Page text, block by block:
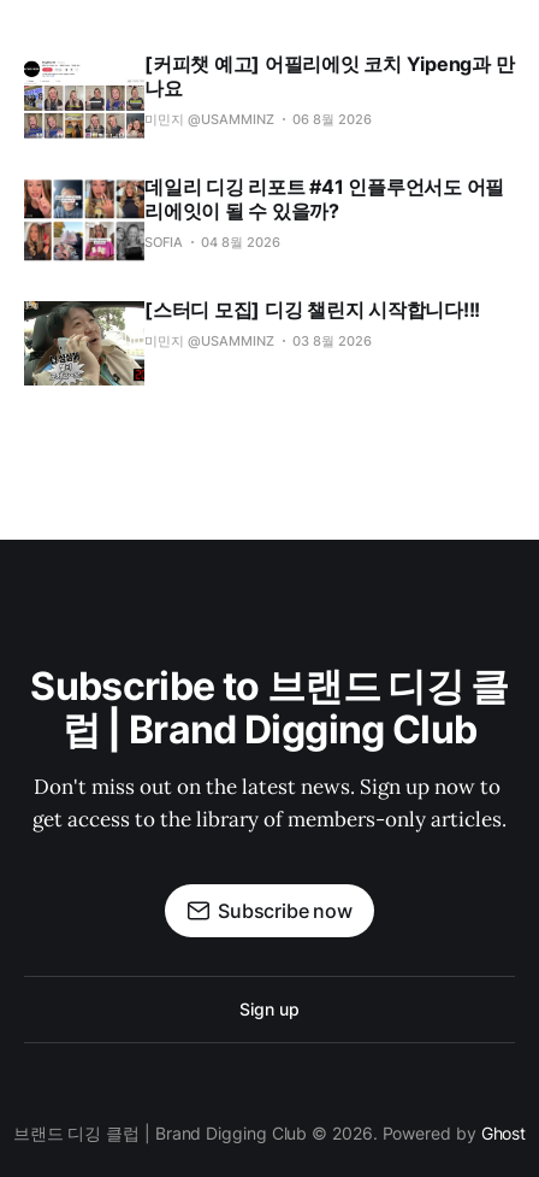
[커피챗 예고] 어필리에잇 코치 Yipeng과 만
나요
미민지 @USAMMINZ 06 8월 2026
데일리 디깅 리포트 #41 인플루언서도 어필
리에잇이 될 수 있을까?
SOFIA 04 8월 2026
[스터디 모집] 디깅 챌린지 시작합니다!!!
미민지 @USAMMINZ 03 8월 2026
Subscribe to 브랜드 디깅 클
럽 | Brand Digging Club
Don't miss out on the latest news. Sign up now to
get access to the library of members-only articles.
Subscribe now
Sign up
브랜드 디깅 클럽 | Brand Digging Club © 2026. Powered by Ghost